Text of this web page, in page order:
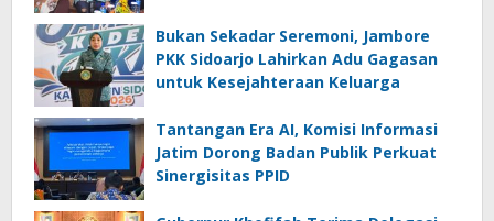
Bukan Sekadar Seremoni, Jambore
PKK Sidoarjo Lahirkan Adu Gagasan
untuk Kesejahteraan Keluarga
Tantangan Era AI, Komisi Informasi
Jatim Dorong Badan Publik Perkuat
Sinergisitas PPID